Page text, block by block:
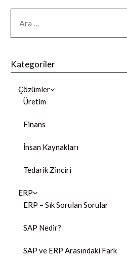
Kategoriler
Çözümler
Üretim
Finans
İnsan Kaynakları
Tedarik Zinciri
ERP
ERP – Sık Sorulan Sorular
SAP Nedir?
SAP ve ERP Arasındaki Fark